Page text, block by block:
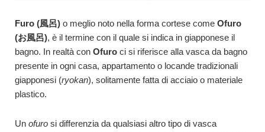
Furo (風呂) o meglio noto nella forma cortese come Ofuro
(お風呂), è il termine con il quale si indica in giapponese il
bagno. In realtà con Ofuro ci si riferisce alla vasca da bagno
presente in ogni casa, appartamento o locande tradizionali
giapponesi (ryokan), solitamente fatta di acciaio o materiale
plastico.
Un ofuro si differenzia da qualsiasi altro tipo di vasca